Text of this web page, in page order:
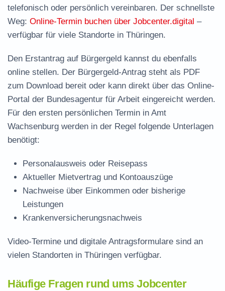
telefonisch oder persönlich vereinbaren. Der schnellste
Weg: Online-Termin buchen über Jobcenter.digital –
verfügbar für viele Standorte in Thüringen.
Den Erstantrag auf Bürgergeld kannst du ebenfalls
online stellen. Der Bürgergeld-Antrag steht als PDF
zum Download bereit oder kann direkt über das Online-
Portal der Bundesagentur für Arbeit eingereicht werden.
Für den ersten persönlichen Termin in Amt
Wachsenburg werden in der Regel folgende Unterlagen
benötigt:
Personalausweis oder Reisepass
Aktueller Mietvertrag und Kontoauszüge
Nachweise über Einkommen oder bisherige
Leistungen
Krankenversicherungsnachweis
Video-Termine und digitale Antragsformulare sind an
vielen Standorten in Thüringen verfügbar.
Häufige Fragen rund ums Jobcenter